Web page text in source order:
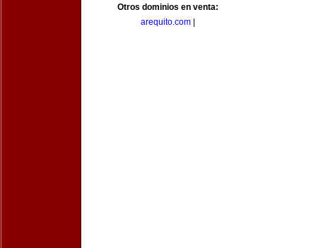
Otros dominios en venta:
arequito.com